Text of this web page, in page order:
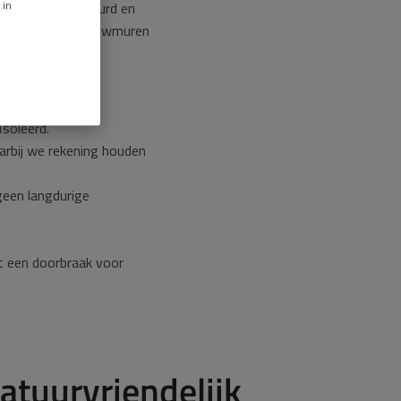
goedgekeurd en
rondom spouwmuren
we rekening houden
langdurige
doorbraak voor